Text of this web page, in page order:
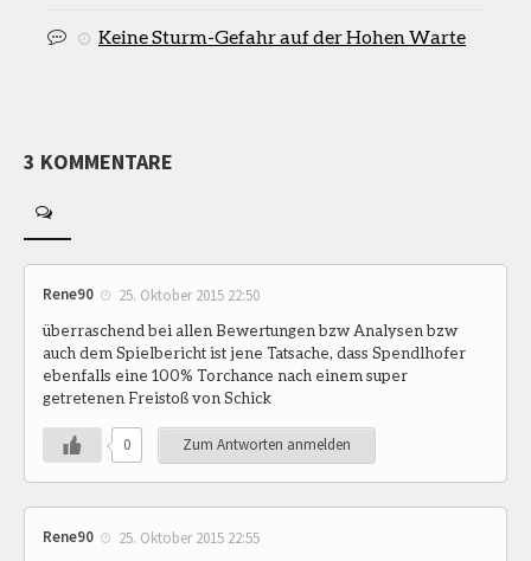
Keine Sturm-Gefahr auf der Hohen Warte
3 KOMMENTARE
Rene90 25. Oktober 2015 22:50
überraschend bei allen Bewertungen bzw Analysen bzw
auch dem Spielbericht ist jene Tatsache, dass Spendlhofer
ebenfalls eine 100% Torchance nach einem super
getretenen Freistoß von Schick
0 Zum Antworten anmelden
Rene90 25. Oktober 2015 22:55